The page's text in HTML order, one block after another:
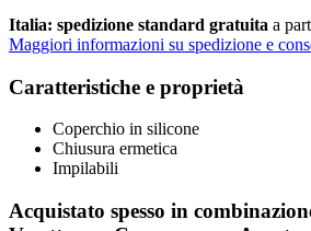
Italia: spedizione standard gratuita a
Maggiori informazioni su spedizione e
Caratteristiche e proprietà
Coperchio in silicone
Chiusura ermetica
Impilabili
Acquistato spesso in